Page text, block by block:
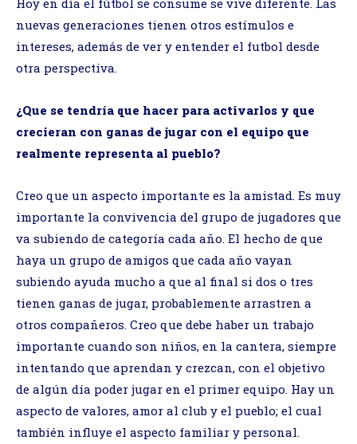
nuevas generaciones tienen otros estímulos e
intereses, además de ver y entender el futbol desde
otra perspectiva.
¿Que se tendría que hacer para activarlos y que
crecieran con ganas de jugar con el equipo que
realmente representa al pueblo?
Creo que un aspecto importante es la amistad. Es muy
importante la convivencia del grupo de jugadores que
va subiendo de categoría cada año. El hecho de que
haya un grupo de amigos que cada año vayan
subiendo ayuda mucho a que al final si dos o tres
tienen ganas de jugar, probablemente arrastren a
otros compañeros. Creo que debe haber un trabajo
importante cuando son niños, en la cantera, siempre
intentando que aprendan y crezcan, con el objetivo
de algún día poder jugar en el primer equipo. Hay un
aspecto de valores, amor al club y el pueblo; el cual
también influye el aspecto familiar y personal.